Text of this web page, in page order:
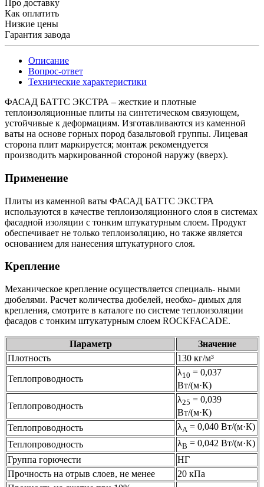
Про доставку
Как оплатить
Низкие цены
Гарантия завода
Описание
Вопрос-ответ
Технические характеристики
ФАСАД БАТТС ЭКСТРА – жесткие и плотные
теплоизоляционные плиты на синтетическом связующем,
устойчивые к деформациям. Изготавливаются из каменной
ваты на основе горных пород базальтовой группы. Лицевая
сторона плит маркируется; монтаж рекомендуется
производить маркированной стороной наружу (вверх).
Применение
Плиты из каменной ваты ФАСАД БАТТС ЭКСТРА
используются в качестве теплоизоляционного слоя в системах
фасадной изоляции с тонким штукатурным слоем. Продукт
обеспечивает не только теплоизоляцию, но также является
основанием для нанесения штукатурного слоя.
Крепление
Механическое крепление осуществляется специаль- ными
дюбелями. Расчет количества дюбелей, необхо- димых для
крепления, смотрите в каталоге по системе теплоизоляции
фасадов с тонким штукатурным слоем ROCKFACADE.
Параметр
Значение
Плотность
130 кг/м³
Теплопроводность
λ10 = 0,037
Вт/(м·К)
Теплопроводность
λ25 = 0,039
Вт/(м·К)
Теплопроводность
λA = 0,040 Вт/(м·К)
Теплопроводность
λB = 0,042 Вт/(м·К)
Группа горючести
НГ
Прочность на отрыв слоев, не менее
20 кПа